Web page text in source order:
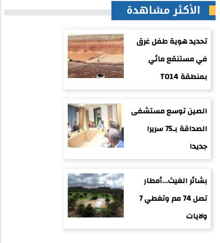
الأكثر مشاهدة
تحديد هوية طفل غرق
في مستنقع مائي
بمنطقة TO14
الصين توسع مستشفى
الصداقة بـ75 سريرا
جديدا
بشائر الغيث...أمطار
تصل 74 مم وتغطي 7
ولايات